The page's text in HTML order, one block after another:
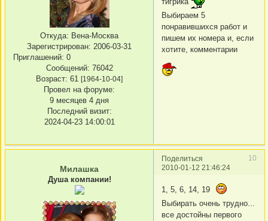
Откуда: Вена-Москва
Зарегистрирован: 2006-03-31
Приглашений: 0
Сообщений: 76042
Возраст: 61 [1964-10-04]
Провел на форуме:
9 месяцев 4 дня
Последний визит:
2024-04-23 14:00:01
Выбираем 5
понравившихся работ и
пишем их номера и, если
хотите, комментарии
Поделиться
10
2010-01-12 21:46:24
Милашка
Душа компании!
1, 5, 6, 14, 19
Выбирать очень трудно...
все достойны первого